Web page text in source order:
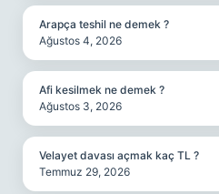
Arapça teshil ne demek ?
Ağustos 4, 2026
Afi kesilmek ne demek ?
Ağustos 3, 2026
Velayet davası açmak kaç TL ?
Temmuz 29, 2026